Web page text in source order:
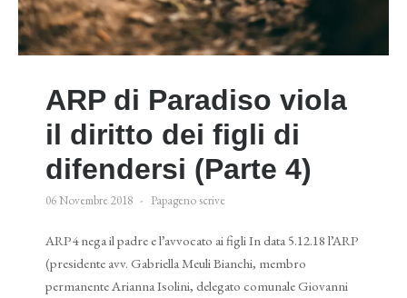
ARP di Paradiso viola
il diritto dei figli di
difendersi (Parte 4)
06 Novembre 2018 Papageno scrive
ARP4 nega il padre e l’avvocato ai figli In data 5.12.18 l’ARP
(presidente avv. Gabriella Meuli Bianchi, membro
permanente Arianna Isolini, delegato comunale Giovanni